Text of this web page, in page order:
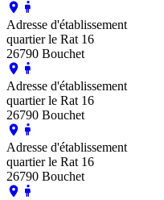
Adresse d'établissement
quartier le Rat 16
26790 Bouchet
Adresse d'établissement
quartier le Rat 16
26790 Bouchet
Adresse d'établissement
quartier le Rat 16
26790 Bouchet